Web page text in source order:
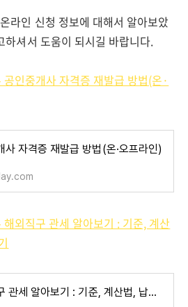
라인 신청 정보에 대해서 알아보았
하셔서 도움이 되시길 바랍니다.
인중개사 자격증 재발급 방법(온·
사 자격증 재발급 방법(온·오프라인)
외직구 관세 알아보기 : 기준, 계산
해외직구 관세 알아보기 : 기준, 계산법, 납부방법, 관세 계산기